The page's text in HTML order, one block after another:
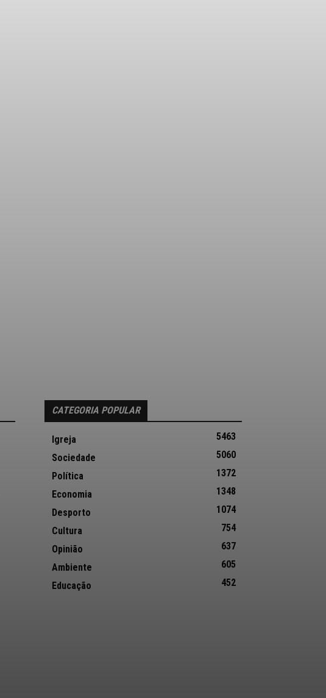
CATEGORIA POPULAR
Igreja
5463
Sociedade
5060
Política
1372
Economia
1348
Desporto
1074
Cultura
754
Opinião
637
Ambiente
605
Educação
452